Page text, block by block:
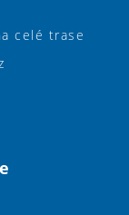
celé trase